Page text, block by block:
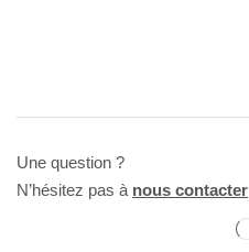
Une question ?
N’hésitez pas à nous contacter